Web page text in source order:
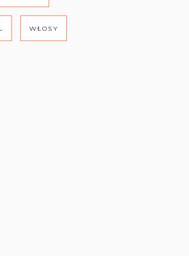
WŁOSY